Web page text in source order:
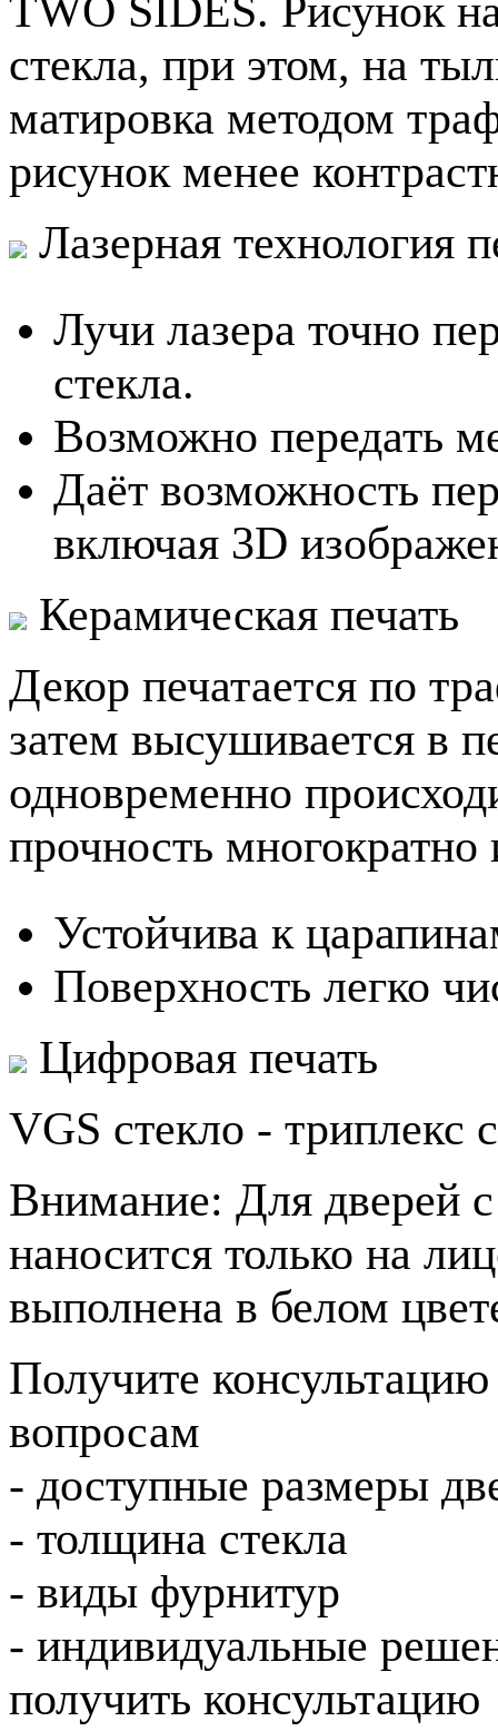
TWO SIDES. Рисунок
стекла, при этом, на
матировка методом
рисунок менее
Лазерная технология
Лучи лазера точно
стекла.
Возможно передать
Даёт возможность
включая 3D
Керамическая печать
Декор печатается по
затем высушивается в
одновременно
прочность многократно
Устойчива к
Поверхность легко
Цифровая печать
VGS стекло - триплекс
Внимание: Для дверей
наносится только на
выполнена в белом
Получите
вопросам
- доступные размеры
- толщина стекла
- виды фурнитур
- индивидуальные
получить консультацию